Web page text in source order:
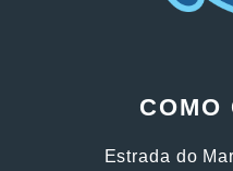
COMO
Estrada do